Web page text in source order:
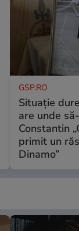
GSP.RO
Situație
are unde
Constantin
primit un
Dinamo”